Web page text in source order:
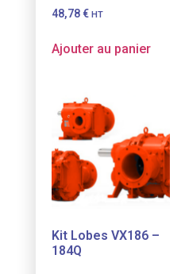
48,78€ HT
Ajouter au panier
Kit Lobes VX186 –
184Q